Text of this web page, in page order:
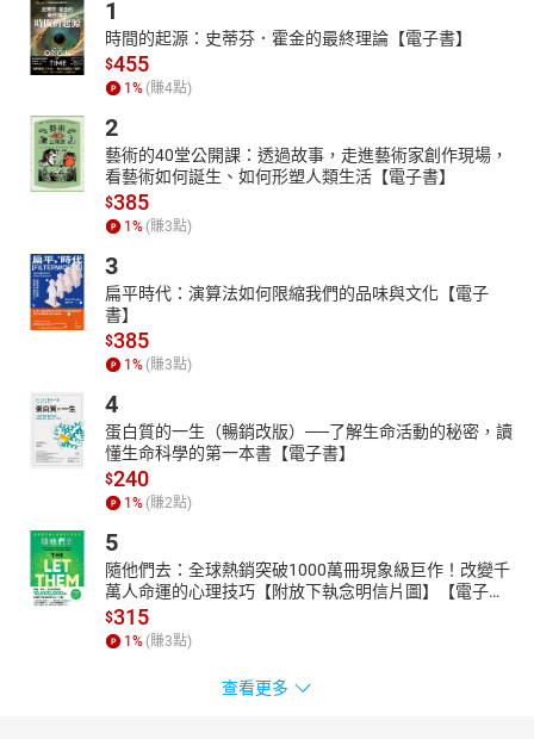
1
時間的起源：史蒂芬．霍金的最終理論【電子書】
$455
1% (賺4點)
2
藝術的40堂公開課：透過故事，走進藝術家創作現場，
看藝術如何誕生、如何形塑人類生活【電子書】
$385
1% (賺3點)
3
扁平時代：演算法如何限縮我們的品味與文化【電子
書】
$385
1% (賺3點)
4
蛋白質的一生（暢銷改版）──了解生命活動的秘密，讀
懂生命科學的第一本書【電子書】
$240
1% (賺2點)
5
隨他們去：全球熱銷突破1000萬冊現象級巨作！改變千
萬人命運的心理技巧【附放下執念明信片圖】【電子
書】
$315
1% (賺3點)
查看更多